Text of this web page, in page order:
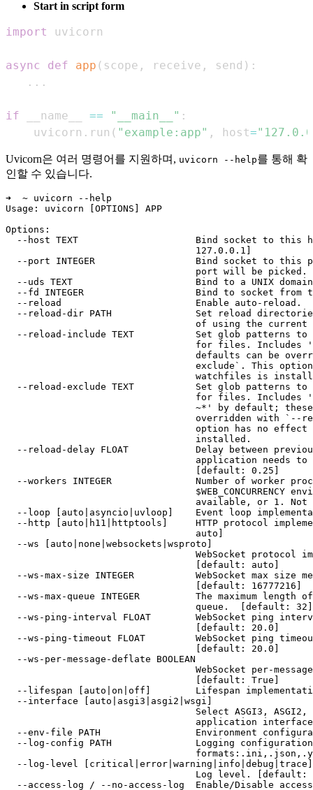
Start in script form
import
async def app ( scope , receive , send ) :
. . .
if __name__ == "__main__" :
    uvicorn
. run ( "example:app" , host=
Uvicorn은 여러 명령어를 지원하며, uvicorn --help를 통해 확
인할 수 있습니다.
➜  ~ uvicorn --help
Usage: uvicorn [OPTIONS] APP
Options:
--host TEXT                     Bind socket to this
                                  127.0.0.1]
--port INTEGER                  Bind socket to this
port will be picked.
--uds TEXT                      Bind to a UNIX
--fd INTEGER                    Bind to socket from
  --reload                        Enable auto-reload.
--reload-dir PATH               Set reload
of using the current
--reload-include TEXT           Set glob patterns to
for files. Includes
defaults can be
exclude`. This
watchfiles is
--reload-exclude TEXT           Set glob patterns to
for files. Includes
~*' by default;
overridden with `--
option has no effect
                                  installed.
--reload-delay FLOAT            Delay between
application needs to
                                  [default: 0.25]
--workers INTEGER               Number of worker
$WEB_CONCURRENCY
available, or 1. Not
--loop [auto|asyncio|uvloop]    Event loop
--http [auto|h11|httptools]     HTTP protocol
                                  auto]
  --ws [auto|none|websockets|wsproto]
WebSocket protocol
                                  [default: auto]
--ws-max-size INTEGER           WebSocket max size
                                  [default: 16777216]
--ws-max-queue INTEGER          The maximum length
                                  queue.  [default: 32]
--ws-ping-interval FLOAT        WebSocket ping
                                  [default: 20.0]
--ws-ping-timeout FLOAT         WebSocket ping
                                  [default: 20.0]
  --ws-per-message-deflate BOOLEAN
WebSocket per-
                                  [default: True]
--lifespan [auto|on|off]        Lifespan
  --interface [auto|asgi3|asgi2|wsgi]
Select ASGI3, ASGI2,
application
--env-file PATH                 Environment
--log-config PATH               Logging
  --log-level [critical|error|warning|info|debug|trace]
Log level. [default:
--access-log / --no-access-log  Enable/Disable